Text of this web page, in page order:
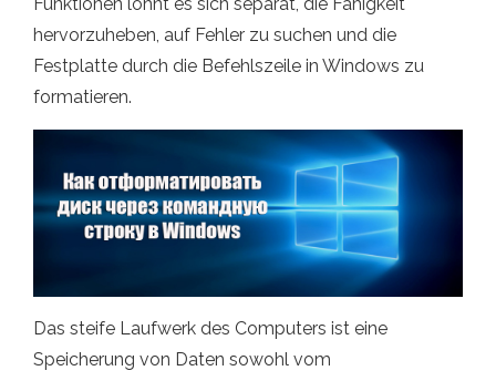
hervorzuheben, auf Fehler zu suchen und die
Festplatte durch die Befehlszeile in Windows zu
formatieren.
Das steife Laufwerk des Computers ist eine
Speicherung von Daten sowohl vom